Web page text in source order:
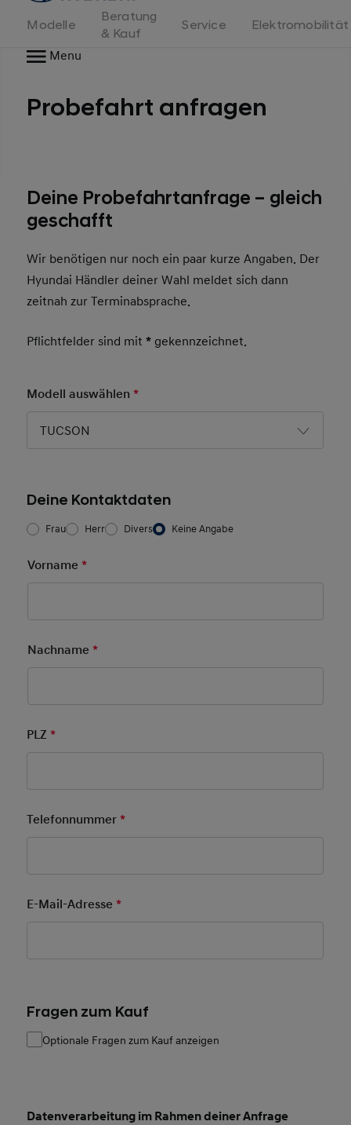
Modelle
Beratung
& Kauf
Service
Elektromobilität
Menu
Probefahrt anfragen
Deine Probefahrtanfrage – gleich
geschafft
Wir benötigen nur noch ein paar kurze Angaben. Der
Hyundai Händler deiner Wahl meldet sich dann
zeitnah zur Terminabsprache.
Pflichtfelder sind mit* gekennzeichnet.
Modell auswählen*
TUCSON
Deine Kontaktdaten
Frau/Herr *
Frau Herr Divers Keine Angabe
Vorname *Pflichtfeld
Nachname *Pflichtfeld
PLZ*
Telefonnummer*
E-Mail-Adresse*
Fragen zum Kauf
Optionale Fragen zum Kauf anzeigen
Datenverarbeitung im Rahmen deiner Anfrage